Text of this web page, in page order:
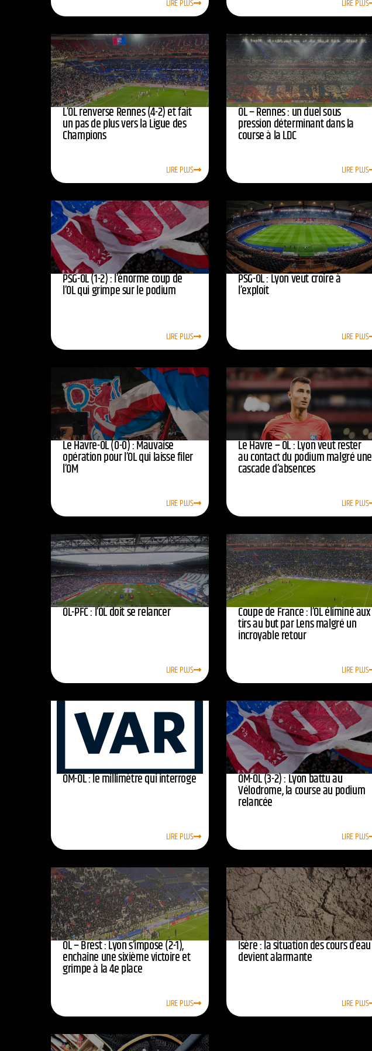
LIRE PLUS LIRE PLUS
L’OL renverse Rennes (4-2) et fait
un pas de plus vers la Ligue des
Champions
LIRE PLUS
OL – Rennes : un duel sous
pression déterminant dans la
course à la LDC
LIRE PLUS
PSG-OL (1-2) : l’énorme coup de
l’OL qui grimpe sur le podium
LIRE PLUS
PSG-OL : Lyon veut croire à
l’exploit
LIRE PLUS
Le Havre-OL (0-0) : Mauvaise
opération pour l’OL qui laisse filer
l’OM
LIRE PLUS
Le Havre – OL : Lyon veut rester
au contact du podium malgré une
cascade d’absences
LIRE PLUS
OL-PFC : l’OL doit se relancer
LIRE PLUS
Coupe de France : l’OL éliminé aux
tirs au but par Lens malgré un
incroyable retour
LIRE PLUS
OM-OL : le millimètre qui interroge
LIRE PLUS
OM-OL (3-2) : Lyon battu au
Vélodrome, la course au podium
relancée
LIRE PLUS
OL – Brest : Lyon s’impose (2-1),
enchaîne une sixième victoire et
grimpe à la 4e place
LIRE PLUS
Isère : la situation des cours d’eau
devient alarmante
LIRE PLUS